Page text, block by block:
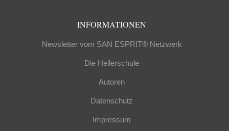
INFORMATIONEN
Newsletter vom SAN ESPRIT® Netzwerk
Die Heilerschule
Autoren
Datenschutz
Impressum